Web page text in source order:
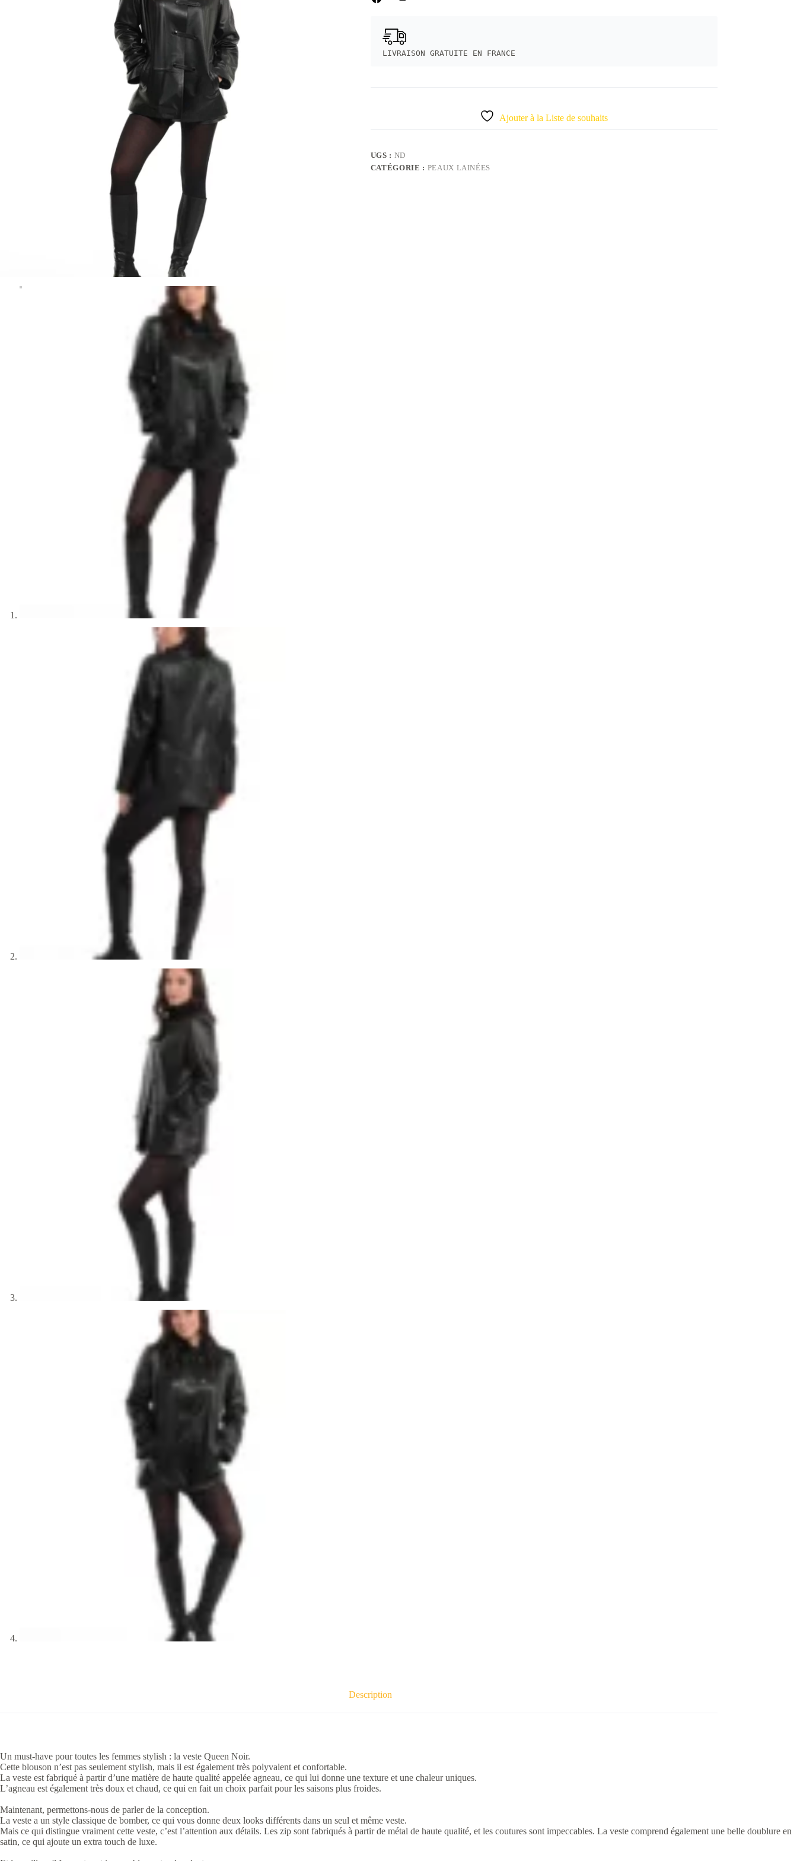
LIVRAISON GRATUITE EN FRANCE
Ajouter à la Liste de souhaits
UGS : ND
CATÉGORIE : PEAUX LAINÉES
Description
Un must-have pour toutes les femmes stylish : la veste Queen Noir.
Cette blouson n’est pas seulement stylish, mais il est également très polyvalent et confortable.
La veste est fabriqué à partir d’une matière de haute qualité appelée agneau, ce qui lui donne une texture et une chaleur uniques.
L’agneau est également très doux et chaud, ce qui en fait un choix parfait pour les saisons plus froides.
Maintenant, permettons-nous de parler de la conception.
La veste a un style classique de bomber, ce qui vous donne deux looks différents dans un seul et même veste.
Mais ce qui distingue vraiment cette veste, c’est l’attention aux détails. Les zip sont fabriqués à partir de métal de haute qualité, et les coutures sont impeccables. La veste comprend également une belle doublure en
satin, ce qui ajoute un extra touch de luxe.